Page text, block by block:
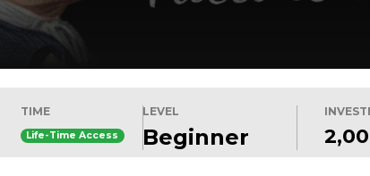
TIME
Life-Time Access
LEVEL
Beginner